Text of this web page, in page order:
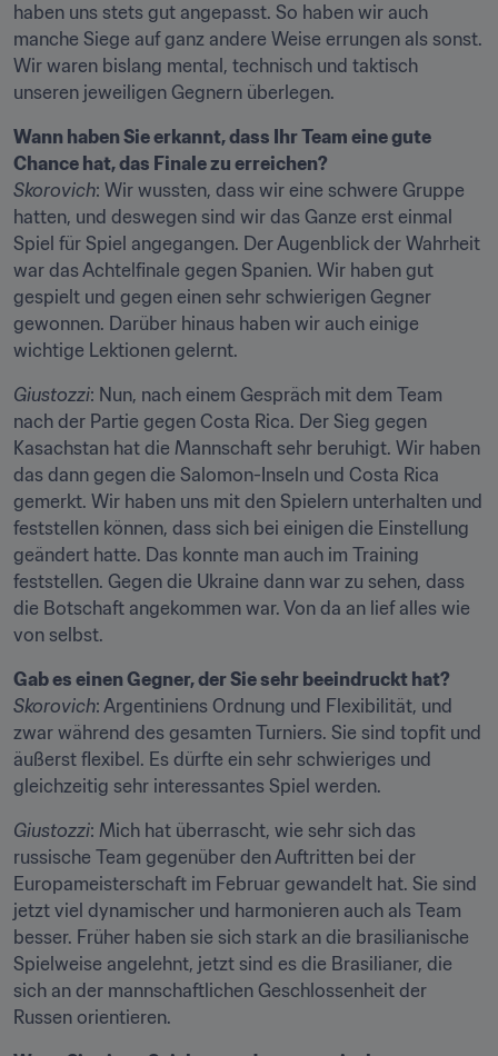
haben uns stets gut angepasst. So haben wir auch
manche Siege auf ganz andere Weise errungen als sonst.
Wir waren bislang mental, technisch und taktisch
unseren jeweiligen Gegnern überlegen.
Wann haben Sie erkannt, dass Ihr Team eine gute
Chance hat, das Finale zu erreichen?
Skorovich: Wir wussten, dass wir eine schwere Gruppe
hatten, und deswegen sind wir das Ganze erst einmal
Spiel für Spiel angegangen. Der Augenblick der Wahrheit
war das Achtelfinale gegen Spanien. Wir haben gut
gespielt und gegen einen sehr schwierigen Gegner
gewonnen. Darüber hinaus haben wir auch einige
wichtige Lektionen gelernt.
Giustozzi: Nun, nach einem Gespräch mit dem Team
nach der Partie gegen Costa Rica. Der Sieg gegen
Kasachstan hat die Mannschaft sehr beruhigt. Wir haben
das dann gegen die Salomon-Inseln und Costa Rica
gemerkt. Wir haben uns mit den Spielern unterhalten und
feststellen können, dass sich bei einigen die Einstellung
geändert hatte. Das konnte man auch im Training
feststellen. Gegen die Ukraine dann war zu sehen, dass
die Botschaft angekommen war. Von da an lief alles wie
von selbst.
Gab es einen Gegner, der Sie sehr beeindruckt hat?
Skorovich: Argentiniens Ordnung und Flexibilität, und
zwar während des gesamten Turniers. Sie sind topfit und
äußerst flexibel. Es dürfte ein sehr schwieriges und
gleichzeitig sehr interessantes Spiel werden.
Giustozzi: Mich hat überrascht, wie sehr sich das
russische Team gegenüber den Auftritten bei der
Europameisterschaft im Februar gewandelt hat. Sie sind
jetzt viel dynamischer und harmonieren auch als Team
besser. Früher haben sie sich stark an die brasilianische
Spielweise angelehnt, jetzt sind es die Brasilianer, die
sich an der mannschaftlichen Geschlossenheit der
Russen orientieren.